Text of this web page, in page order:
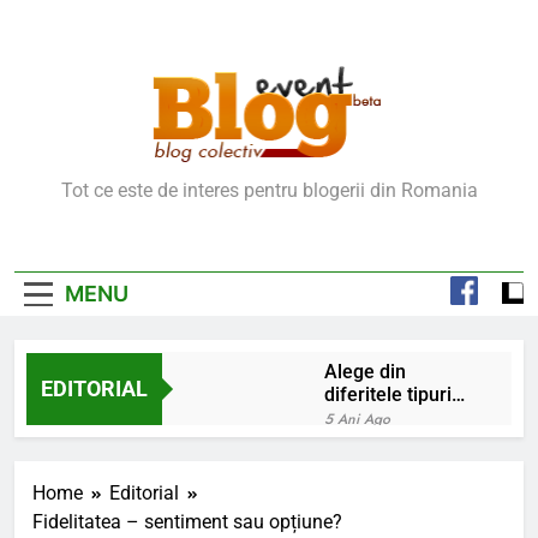
Blog Event – Cu Si
Tot ce este de interes pentru blogerii din Romania
MENU
EDITORIAL
Alege din
diferitele tipuri
de bratara de
argint
5 Ani Ago
Home
Editorial
Fidelitatea – sentiment sau opțiune?